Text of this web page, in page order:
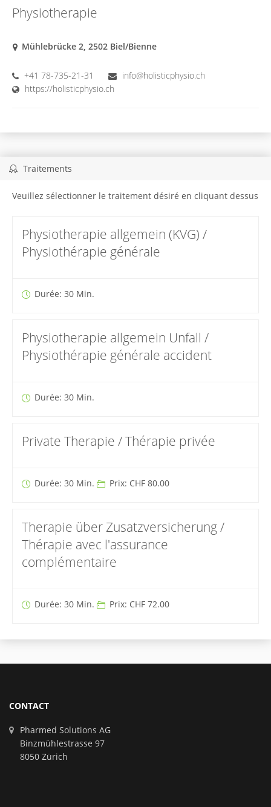
Physiotherapie
Mühlebrücke 2, 2502 Biel/Bienne
+41 78-735-21-31
info@holisticphysio.ch
https://holisticphysio.ch
Traitements
Veuillez sélectionner le traitement désiré en cliquant dessus
Physiotherapie allgemein (KVG) /
Physiothérapie générale
Durée: 30 Min.
Physiotherapie allgemein Unfall /
Physiothérapie générale accident
Durée: 30 Min.
Private Therapie / Thérapie privée
Durée: 30 Min. Prix: CHF 80.00
Therapie über Zusatzversicherung /
Thérapie avec l'assurance
complémentaire
Durée: 30 Min. Prix: CHF 72.00
CONTACT
Pharmed Solutions AG
Binzmühlestrasse 97
8050 Zürich